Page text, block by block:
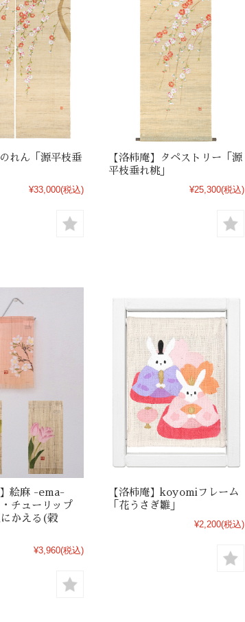
れん「源平枝垂
¥33,000(税込)
【洛柿庵】タペストリー「源
平枝垂れ桃」
¥25,300(税込)
絵麻 -ema-
チューリップ
かえる(穀
¥3,960(税込)
【洛柿庵】koyomiフレーム
「花うさぎ雛」
¥2,200(税込)